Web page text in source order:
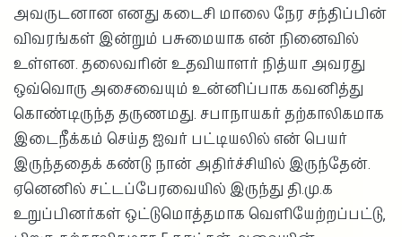
அவருடனான எனது கடைசி மாலை நேர சந்திப்பின்
விவரங்கள் இன்றும் பசுமையாக என் நினைவில்
உள்ளன. தலைவரின் உதவியாளர் நித்யா அவரது
ஒவ்வொரு அசைவையும் உன்னிப்பாக கவனித்து
கொண்டிருந்த தருணமது. சபாநாயகர் தற்காலிகமாக
இடைநீக்கம் செய்த ஐவர் பட்டியலில் என் பெயர்
இருந்ததைக் கண்டு நான் அதிர்ச்சியில் இருந்தேன்.
ஏனெனில் சட்டப்பேரவையில் இருந்து தி.மு.க
உறுப்பினர்கள் ஒட்டுமொத்தமாக வெளியேற்றப்பட்டு,